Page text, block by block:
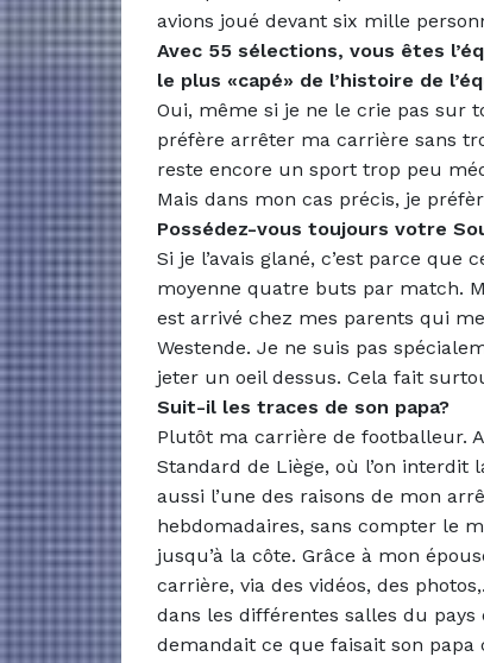
avions joué devant six mille
Avec 55 sélections, vous êtes
le plus «capé» de l’histoire de
Oui, même si je ne le crie pas sur
préfère arrêter ma carrière sans
reste encore un sport trop peu
Mais dans mon cas précis, je
Possédez-vous toujours votre
Si je l’avais glané, c’est parce que
moyenne quatre buts par match.
est arrivé chez mes parents qui
Westende. Je ne suis pas
jeter un oeil dessus. Cela fait
Suit-il les traces de son papa?
Plutôt ma carrière de footballeur.
Standard de Liège, où l’on
aussi l’une des raisons de mon
hebdomadaires, sans compter le
jusqu’à la côte. Grâce à mon
carrière, via des vidéos, des
dans les différentes salles du pays
demandait ce que faisait son papa